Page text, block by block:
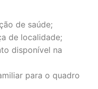
de saúde;
de localidade;
disponível na
para o quadro